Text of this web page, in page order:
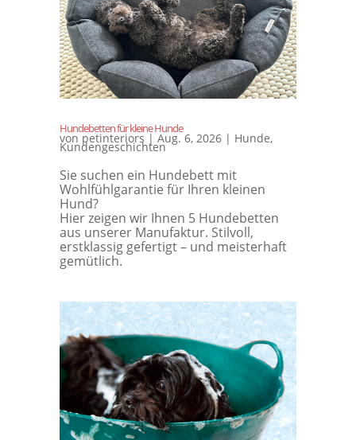
Hundebetten für kleine Hunde
von petinteriors | Aug. 6, 2026| Hunde,
Kundengeschichten
Sie suchen ein Hundebett mit
Wohlfühlgarantie für Ihren kleinen
Hund?
Hier zeigen wir Ihnen 5 Hundebetten
aus unserer Manufaktur. Stilvoll,
erstklassig gefertigt – und meisterhaft
gemütlich.